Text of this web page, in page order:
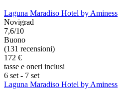
Laguna Maradiso Hotel by Aminess
Novigrad
7,6/10
Buono
(131 recensioni)
172 €
tasse e oneri inclusi
6 set - 7 set
Laguna Maradiso Hotel by Aminess